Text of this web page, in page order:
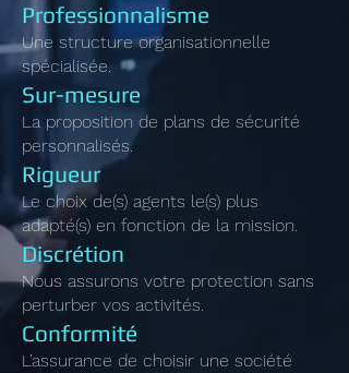
Professionnalisme
Une structure organisationnelle
spécialisée.
Sur-mesure
La proposition de plans de sécurité
personnalisés.
Rigueur
Le choix de(s) agents le(s) plus
adapté(s) en fonction de la mission.
Discrétion
Nous assurons votre protection sans
perturber vos activités.
Conformité
L’assurance de choisir une société